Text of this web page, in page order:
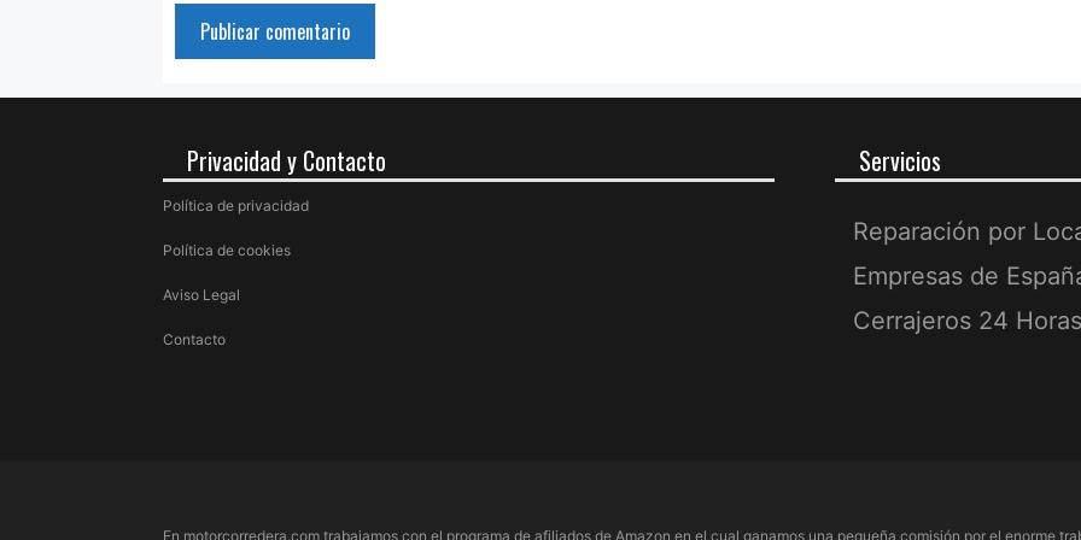
Privacidad y Contacto
Política de privacidad
Política de cookies
Aviso Legal
Contacto
Servicios
Reparación por
Empresas de
Cerrajeros 24 Horas
En motorcorredera.com trabajamos con el programa de afiliados de Amazon en el cual ganamos una pequeña comisión por el enorme